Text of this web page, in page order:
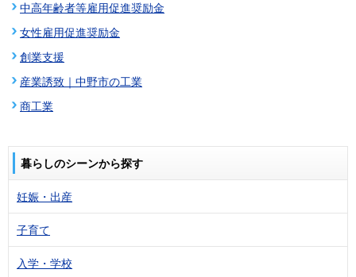
中高年齢者等雇用促進奨励金
女性雇用促進奨励金
創業支援
産業誘致｜中野市の工業
商工業
暮らしのシーンから探す
妊娠・出産
子育て
入学・学校